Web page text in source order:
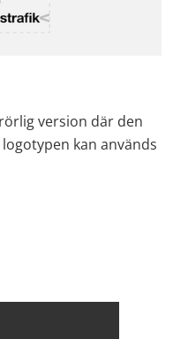
version där den
kan används